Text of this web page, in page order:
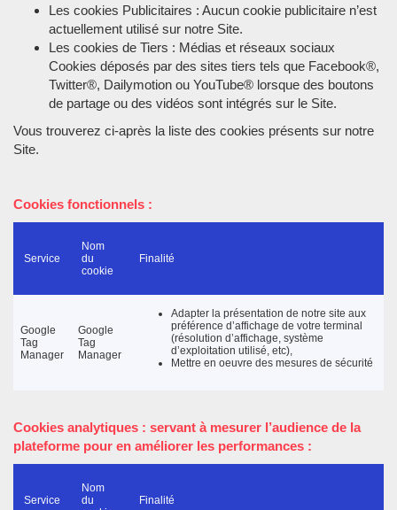
Les cookies Publicitaires : Aucun cookie publicitaire n’est
actuellement utilisé sur notre Site.
Les cookies de Tiers : Médias et réseaux sociaux
Cookies déposés par des sites tiers tels que Facebook®,
Twitter®, Dailymotion ou YouTube® lorsque des boutons
de partage ou des vidéos sont intégrés sur le Site.
Vous trouverez ci-après la liste des cookies présents sur notre
Site.
Cookies fonctionnels :
Service
Nom
du
cookie
Finalité
Google
Tag
Manager
Google
Tag
Manager
Adapter la présentation de notre site aux
préférence d’affichage de votre terminal
(résolution d’affichage, système
d’exploitation utilisé, etc),
Mettre en oeuvre des mesures de sécurité
Cookies analytiques : servant à mesurer l’audience de la
plateforme pour en améliorer les performances :
Service
Nom
du
Finalité